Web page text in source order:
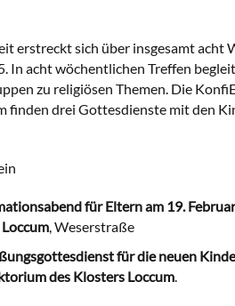
erstreckt sich über insgesamt acht
In acht wöchentlichen Treffen
zu religiösen Themen. Die
finden drei Gottesdienste mit den
für Eltern am 19.
, Weserstraße
für die neuen
des Klosters Loccum.